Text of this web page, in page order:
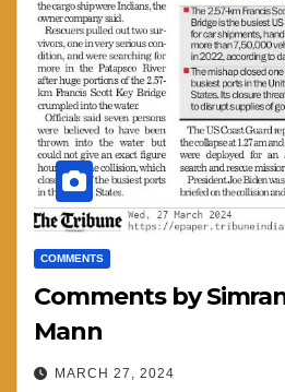
COMMENTS
Comments by
Mann
MARCH 27, 2024